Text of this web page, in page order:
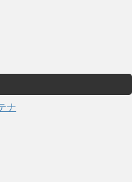
ナ